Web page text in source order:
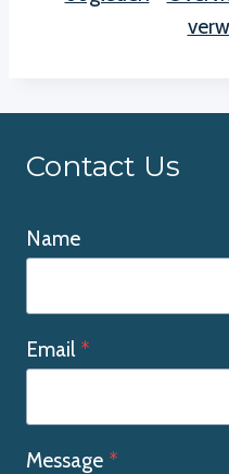
Contact Us
Name
Email *
Message *